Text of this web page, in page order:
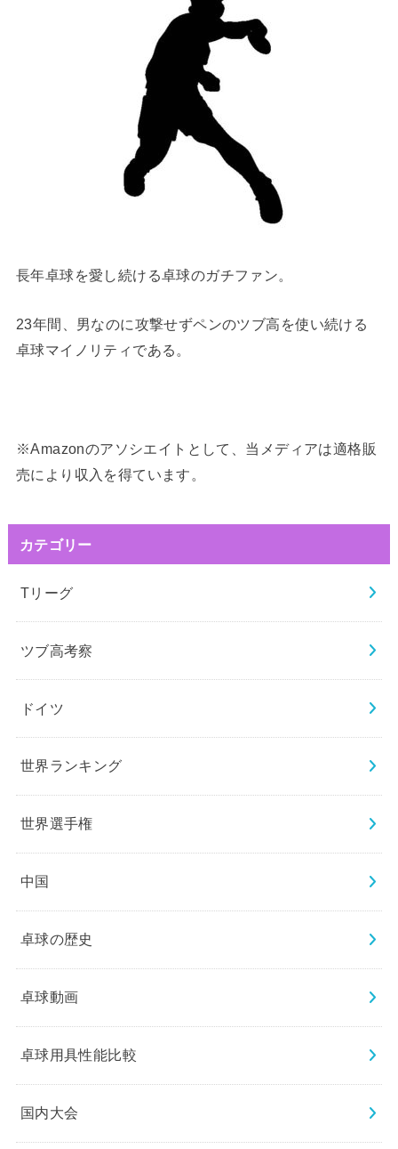
長年卓球を愛し続ける卓球のガチファン。
23年間、男なのに攻撃せずペンのツブ高を使い続ける
卓球マイノリティである。
※Amazonのアソシエイトとして、当メディアは適格販
売により収入を得ています。
カテゴリー
Tリーグ
ツブ高考察
ドイツ
世界ランキング
世界選手権
中国
卓球の歴史
卓球動画
卓球用具性能比較
国内大会